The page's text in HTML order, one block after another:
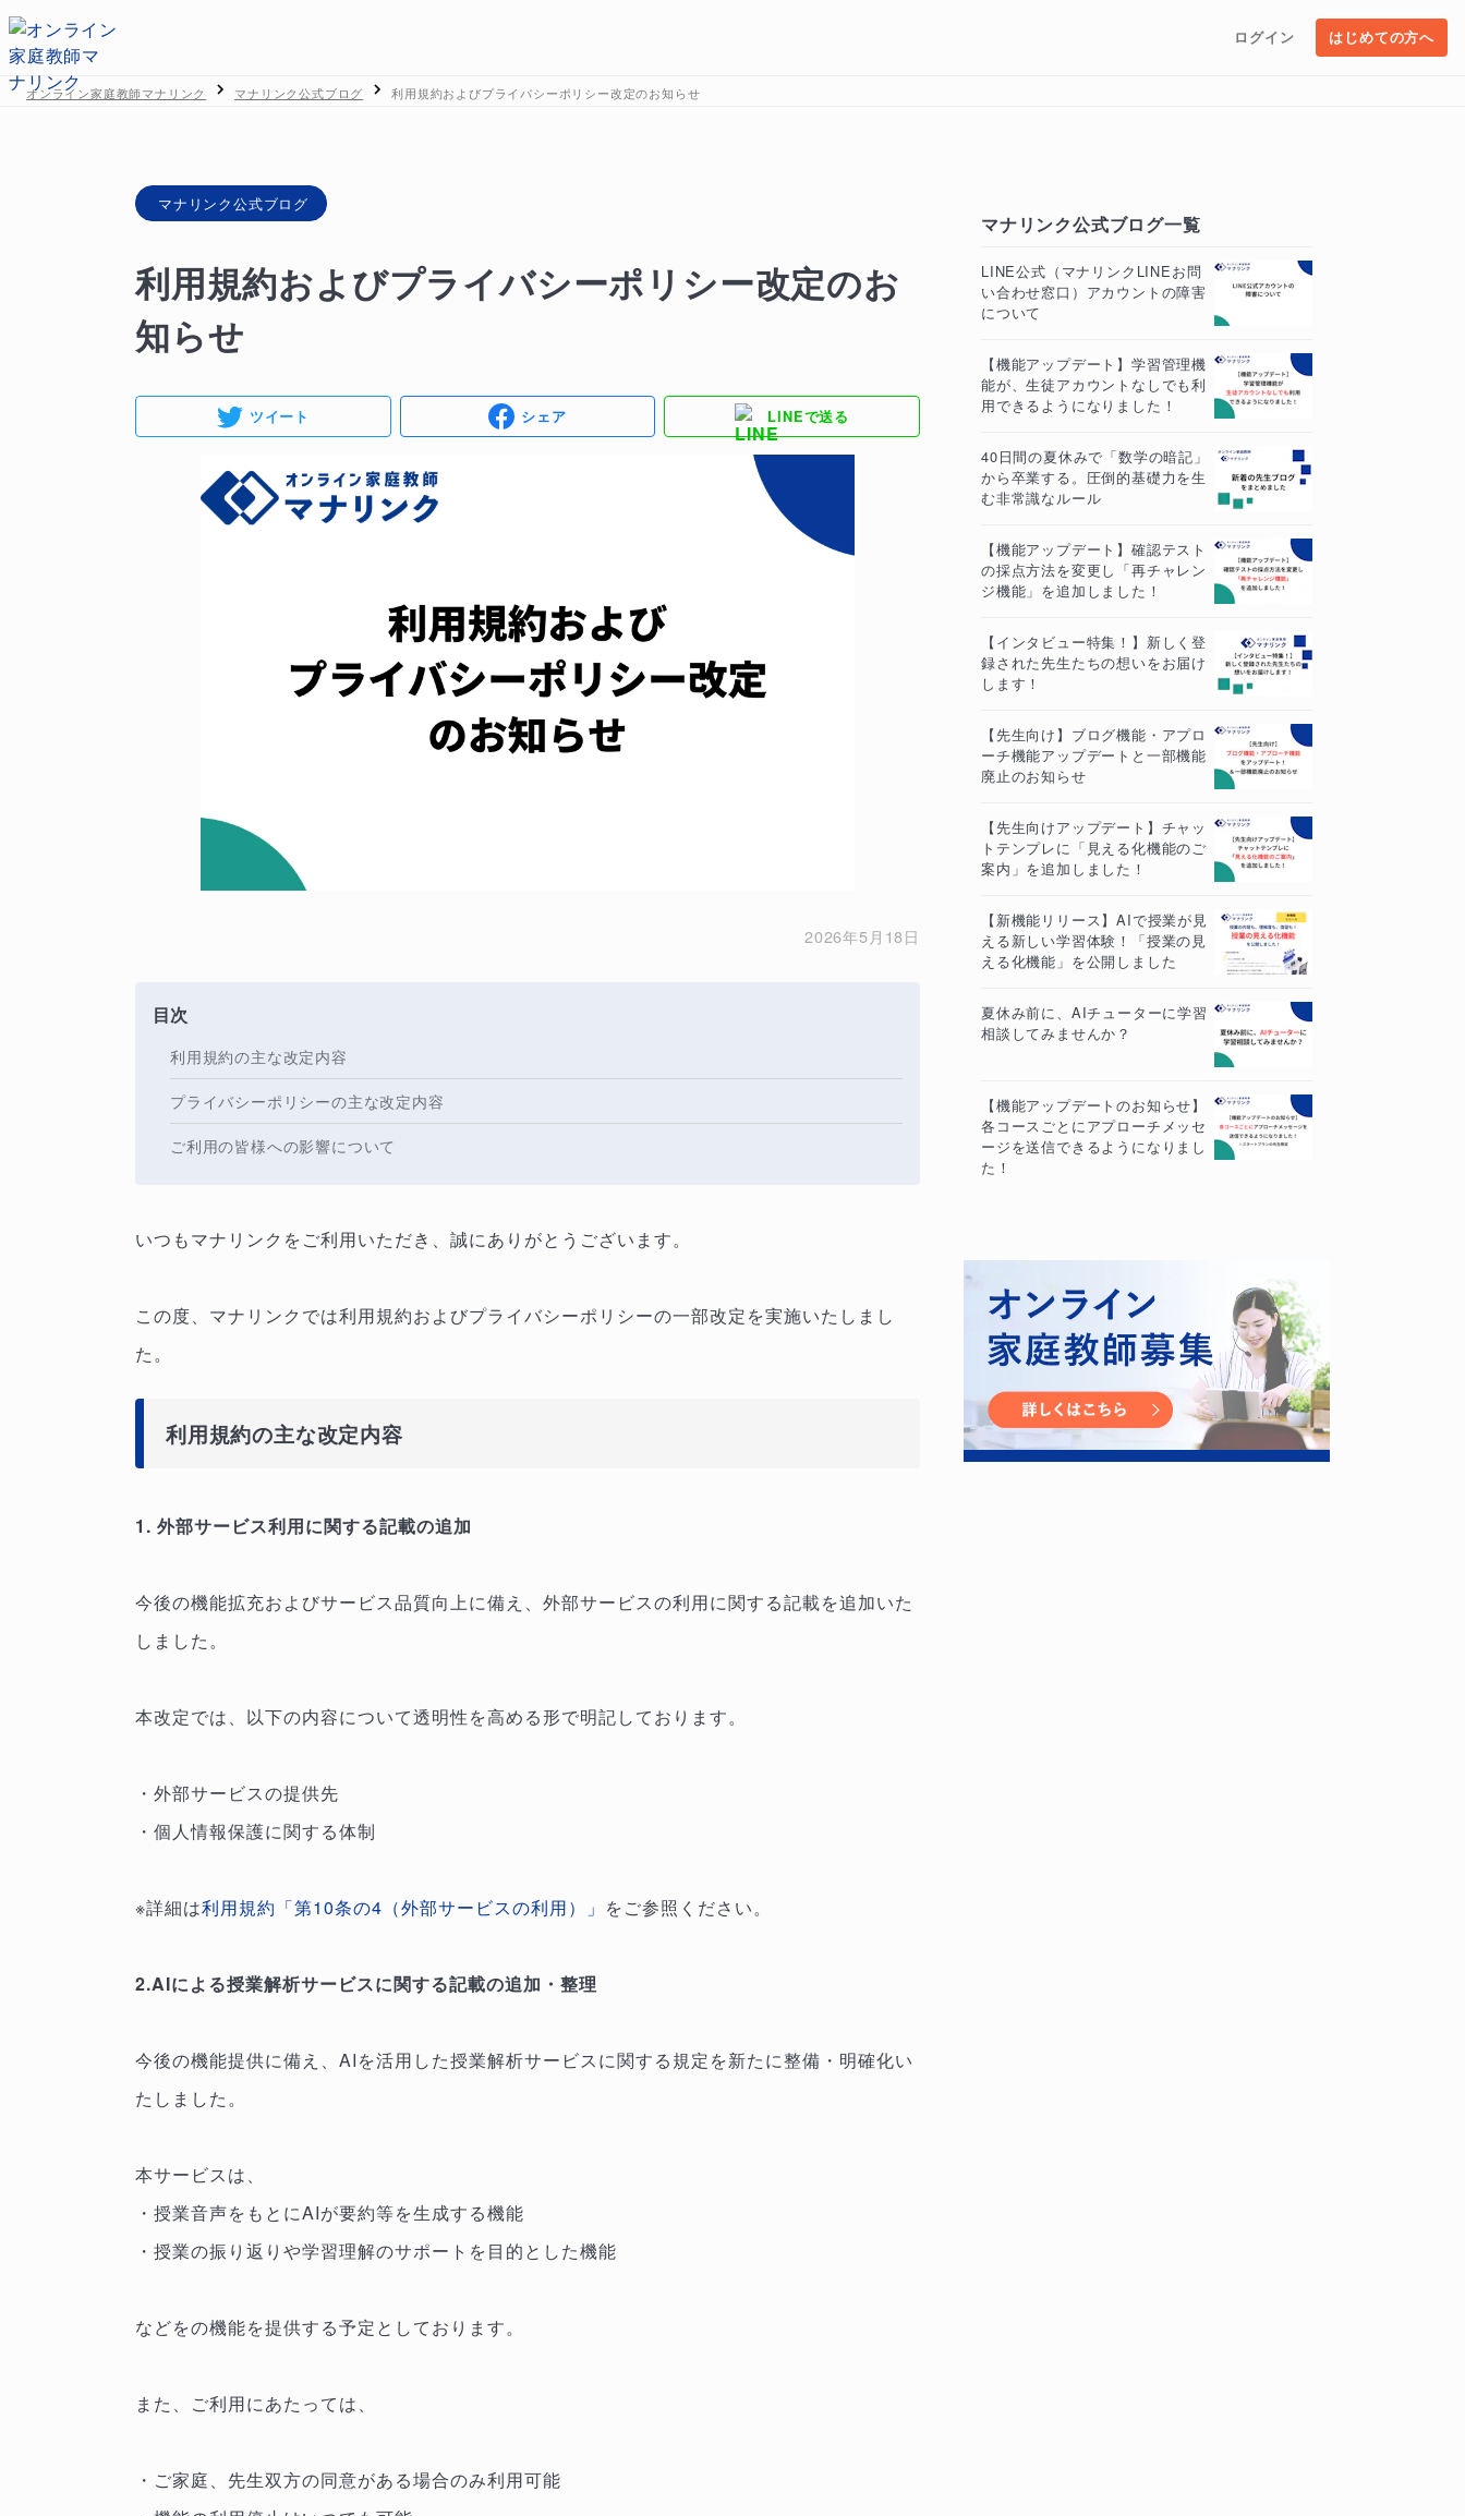
ログイン はじめての方へ
オンライン家庭教師マナリンク マナリンク公式ブログ 利用規約およびプライバシーポリシー改定のお知らせ
マナリンク公式ブログ
利用規約およびプライバシーポリシー改定のお
知らせ
ツイート シェア LINEで送る
2026年5月18日
目次
利用規約の主な改定内容
プライバシーポリシーの主な改定内容
ご利用の皆様への影響について
いつもマナリンクをご利用いただき、誠にありがとうございます。
この度、マナリンクでは利用規約およびプライバシーポリシーの一部改定を実施いたしまし
た。
利用規約の主な改定内容
1. 外部サービス利用に関する記載の追加
今後の機能拡充およびサービス品質向上に備え、外部サービスの利用に関する記載を追加いた
しました。
本改定では、以下の内容について透明性を高める形で明記しております。
・外部サービスの提供先
・個人情報保護に関する体制
※詳細は利用規約「第10条の4（外部サービスの利用）」 をご参照ください。
2.AIによる授業解析サービスに関する記載の追加・整理
今後の機能提供に備え、AIを活用した授業解析サービスに関する規定を新たに整備・明確化い
たしました。
本サービスは、
・授業音声をもとにAIが要約等を生成する機能
・授業の振り返りや学習理解のサポートを目的とした機能
などをの機能を提供する予定としております。
また、ご利用にあたっては、
・ご家庭、先生双方の同意がある場合のみ利用可能
マナリンク公式ブログ一覧
LINE公式（マナリンクLINEお問
い合わせ窓口）アカウントの障害
について
【機能アップデート】学習管理機
能が、生徒アカウントなしでも利
用できるようになりました！
40日間の夏休みで「数学の暗記」
から卒業する。圧倒的基礎力を生
む非常識なルール
【機能アップデート】確認テスト
の採点方法を変更し「再チャレン
ジ機能」を追加しました！
【インタビュー特集！】新しく登
録された先生たちの想いをお届け
します！
【先生向け】ブログ機能・アプロ
ーチ機能アップデートと一部機能
廃止のお知らせ
【先生向けアップデート】チャッ
トテンプレに「見える化機能のご
案内」を追加しました！
【新機能リリース】AIで授業が見
える新しい学習体験！「授業の見
える化機能」を公開しました
夏休み前に、AIチューターに学習
相談してみませんか？
【機能アップデートのお知らせ】
各コースごとにアプローチメッセ
ージを送信できるようになりまし
た！